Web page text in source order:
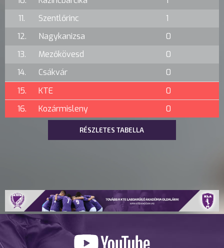
11.
Szentlőrinc
1
12.
Nagykanizsa
0
13.
Mezőkövesd
0
14.
Csákvár
0
15.
KTE
0
16.
Kozármisleny 0
RÉSZLETES TABELLA